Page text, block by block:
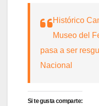
Histórico
Museo del
pasa a ser
Nacional
Si te gusta comparte: